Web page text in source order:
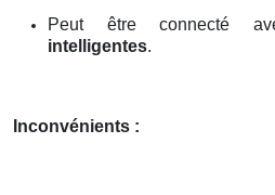
Peut être connecté
intelligentes.
Inconvénients :